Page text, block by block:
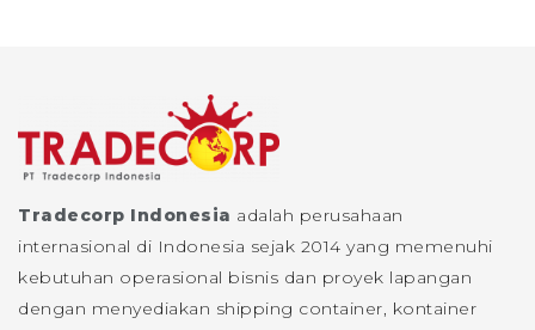
Tradecorp Indonesia adalah perusahaan
internasional di Indonesia sejak 2014 yang memenuhi
kebutuhan operasional bisnis dan proyek lapangan
dengan menyediakan shipping container, kontainer